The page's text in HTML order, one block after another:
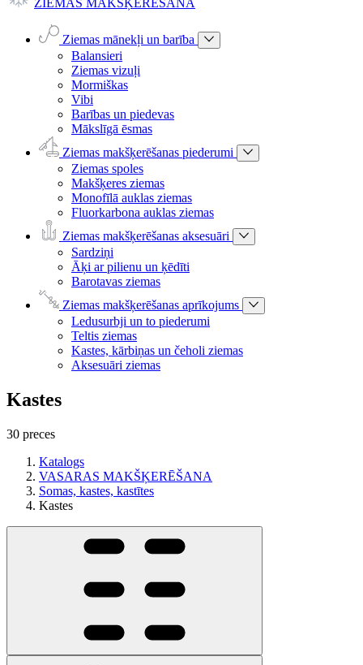
ZIEMAS MAKŠĶERĒŠANA
Ziemas mānekļi un barība
Balansieri
Ziemas vizuļi
Mormiškas
Vibi
Barības un piedevas
Mākslīgā ēsmas
Ziemas makšķerēšanas piederumi
Ziemas spoles
Makšķeres ziemas
Monofīlā auklas ziemas
Fluorkarbona auklas ziemas
Ziemas makšķerēšanas aksesuāri
Sardziņi
Āķi ar pilienu un ķēdīti
Barotavas ziemas
Ziemas makšķerēšanas aprīkojums
Ledusurbji un to piederumi
Teltis ziemas
Kastes, kārbiņas un čeholi ziemas
Aksesuāri ziemas
Kastes
30 preces
Katalogs
VASARAS MAKŠĶERĒŠANA
Somas, kastes, kastītes
Kastes